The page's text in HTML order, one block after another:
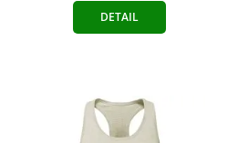
DETAIL